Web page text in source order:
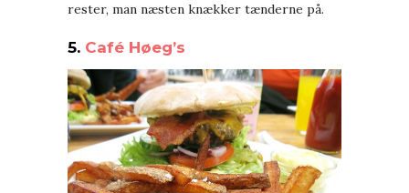
rester, man næsten knækker tænderne på.
5. Café Høeg’s